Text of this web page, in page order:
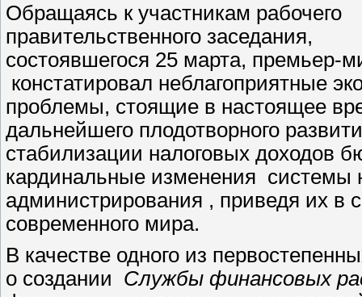
Обращаясь к участникам рабочего
правительственного заседания,
состоявшегося 25 марта,
констатировал неблагоприятные
проблемы, стоящие в настоящее
дальнейшего плодотворного
стабилизации налоговых доходов
кардинальные изменения системы
администрирования , приведя их в
современного мира.
В качестве одного из
о создании Службы финансовых